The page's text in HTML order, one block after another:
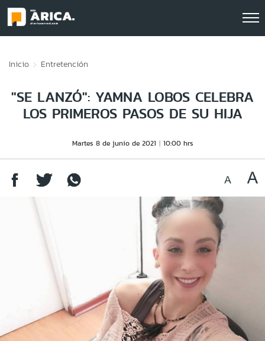
Inicio Entretención
"SE LANZÓ": YAMNA LOBOS CELEBRA
LOS PRIMEROS PASOS DE SU HIJA
Martes 8 de junio de 2021 10:00 hrs